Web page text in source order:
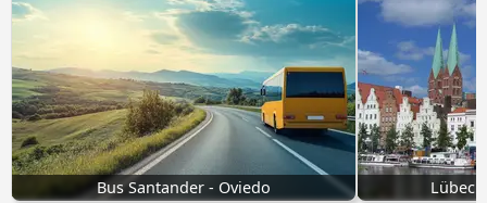
Bus Santander - Oviedo